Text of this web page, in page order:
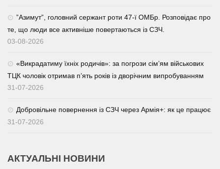
⁨”Азимут”, головний сержант роти 47-ї ОМБр. Розповідає про
те, що люди все активніше повертаються із СЗЧ.
03-08-2026
«Викрадатиму їхніх родичів»: за погрози сім’ям військових
ТЦК чоловік отримав п’ять років із дворічним випробуванням
31-07-2026
Добровільне повернення із СЗЧ через Армія+: як це працює
31-07-2026
АКТУАЛЬНІ НОВИНИ